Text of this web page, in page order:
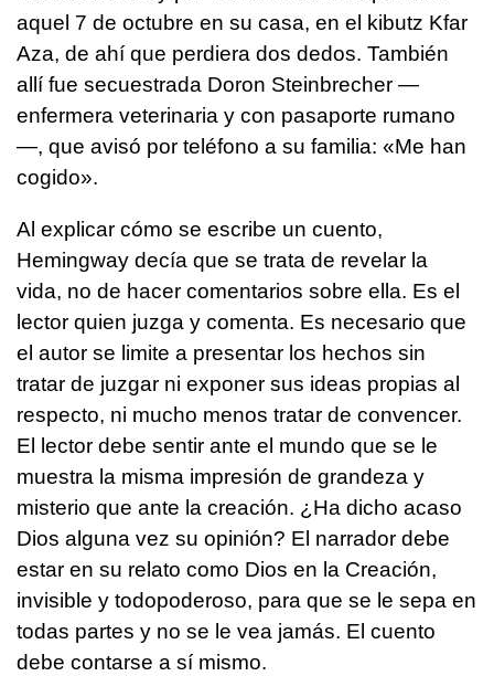
aquel 7 de octubre en su casa, en el kibutz Kfar
Aza, de ahí que perdiera dos dedos. También
allí fue secuestrada Doron Steinbrecher —
enfermera veterinaria y con pasaporte rumano
—, que avisó por teléfono a su familia: «Me han
cogido».
Al explicar cómo se escribe un cuento,
Hemingway decía que se trata de revelar la
vida, no de hacer comentarios sobre ella. Es el
lector quien juzga y comenta. Es necesario que
el autor se limite a presentar los hechos sin
tratar de juzgar ni exponer sus ideas propias al
respecto, ni mucho menos tratar de convencer.
El lector debe sentir ante el mundo que se le
muestra la misma impresión de grandeza y
misterio que ante la creación. ¿Ha dicho acaso
Dios alguna vez su opinión? El narrador debe
estar en su relato como Dios en la Creación,
invisible y todopoderoso, para que se le sepa en
todas partes y no se le vea jamás. El cuento
debe contarse a sí mismo.